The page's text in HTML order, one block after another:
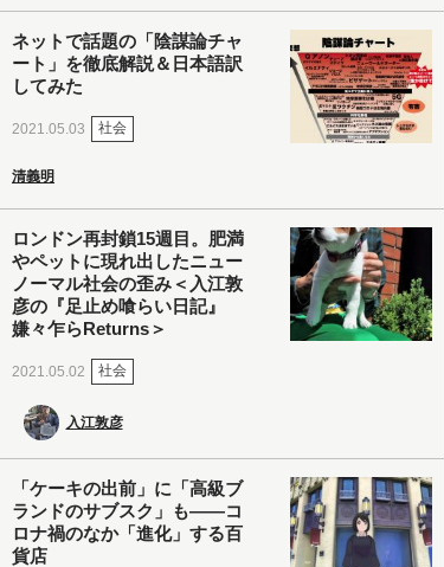
ネットで話題の「陰謀論チャ
ート」を徹底解説＆日本語訳
してみた
2021.05.03 社会
清義明
ロンドン再封鎖15週目。肥満
やペットに現れ出したニュー
ノーマル社会の歪み＜入江敦
彦の『足止め喰らい日記』
嫌々乍らReturns＞
2021.05.02 社会
入江敦彦
「ケーキの出前」に「高級ブ
ランドのサブスク」も――コ
ロナ禍のなか「進化」する百
貨店